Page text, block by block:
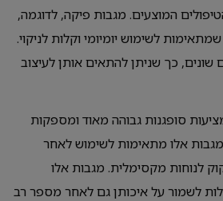
המוצעים. מגבות פיקה, לדוגמה,
לשימוש יומיומי וקלות לניקוי.
שונים, כך שניתן להתאים אותן לעיצוב
סופגנות גבוהה מאוד ומספקות
אלו מתאימות לשימוש לאחר
לנוחות מקסימלית. מגבות אלו
לשמור על איכותן גם לאחר מספר רב